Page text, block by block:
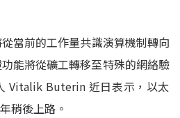
當前的工作量共識演算機制轉向
能將從礦工轉移至特殊的網絡驗
Vitalik Buterin 近日表示，以太
稍後上路。